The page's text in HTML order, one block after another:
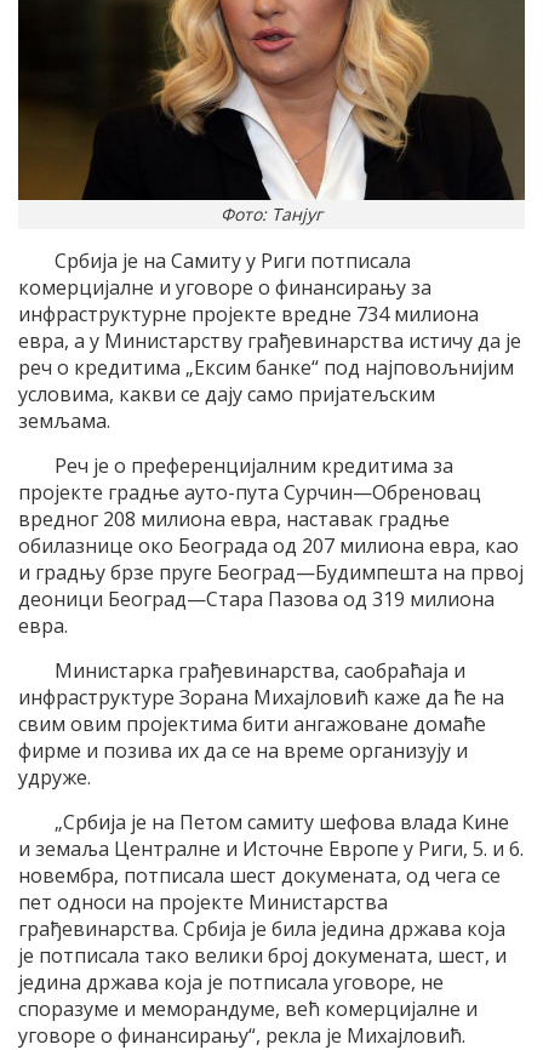
Фото: Танјуг
Србија је на Самиту у Риги потписала
комерцијалне и уговоре о финансирању за
инфраструктурне пројекте вредне 734 милиона
евра, а у Министарству грађевинарства истичу да је
реч о кредитима „Ексим банке“ под најповољнијим
условима, какви се дају само пријатељским
земљама.
Реч је о преференцијалним кредитима за
пројекте градње ауто-пута Сурчин—Обреновац
вредног 208 милиона евра, наставак градње
обилазнице око Београда од 207 милиона евра, као
и градњу брзе пруге Београд—Будимпешта на првој
деоници Београд—Стара Пазова од 319 милиона
евра.
Министарка грађевинарства, саобраћаја и
инфраструктуре Зорана Михајловић каже да ће на
свим овим пројектима бити ангажоване домаће
фирме и позива их да се на време организују и
удруже.
„Србија је на Петом самиту шефова влада Кине
и земаља Централне и Источне Европе у Риги, 5. и 6.
новембра, потписала шест докумената, од чега се
пет односи на пројекте Министарства
грађевинарства. Србија је била једина држава која
је потписала тако велики број докумената, шест, и
једина држава која је потписала уговоре, не
споразуме и меморандуме, већ комерцијалне и
уговоре о финансирању“, рекла је Михајловић.